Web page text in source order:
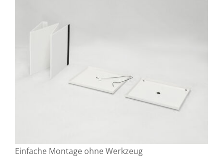
Einfache Montage ohne Werkzeug